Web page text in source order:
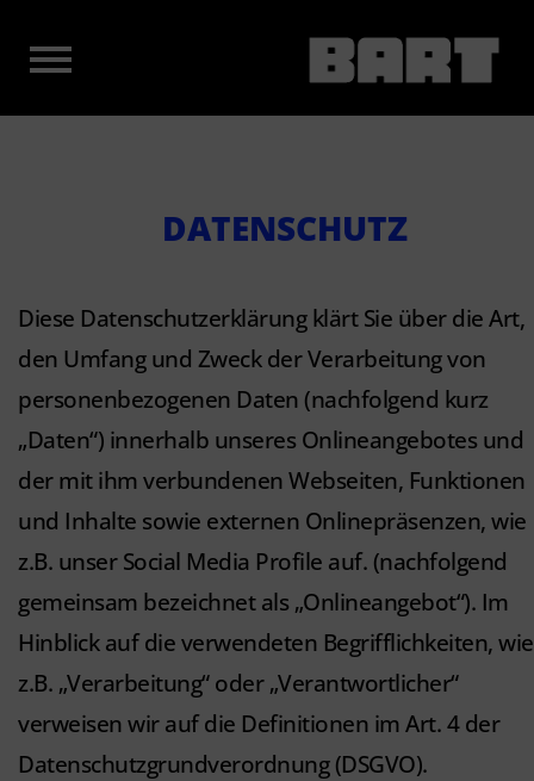
DATENSCHUTZ
Diese Datenschutzerklärung klärt Sie über die Art,
den Umfang und Zweck der Verarbeitung von
personenbezogenen Daten (nachfolgend kurz
„Daten“) innerhalb unseres Onlineangebotes und
der mit ihm verbundenen Webseiten, Funktionen
und Inhalte sowie externen Onlinepräsenzen, wie
z.B. unser Social Media Profile auf. (nachfolgend
gemeinsam bezeichnet als „Onlineangebot“). Im
Hinblick auf die verwendeten Begrifflichkeiten, wie
z.B. „Verarbeitung“ oder „Verantwortlicher“
verweisen wir auf die Definitionen im Art. 4 der
Datenschutzgrundverordnung (DSGVO).